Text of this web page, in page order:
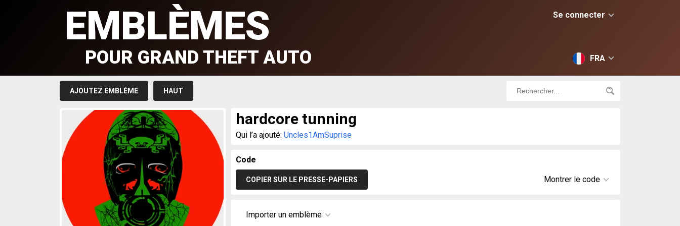
Se connecter
FRA
EMBLÈMES
POUR GRAND THEFT AUTO
AJOUTEZ EMBLÈME HAUT
hardcore tunning
Qui l’a ajouté: Uncles1AmSuprise
Code
COPIER SUR LE PRESSE-PAPIERS Montrer le code
Importer un emblème